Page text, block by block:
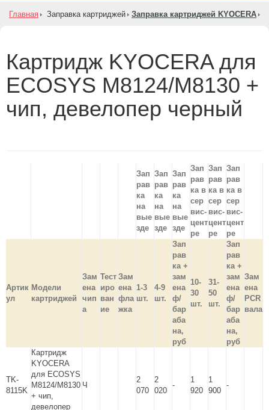
Главная Заправка картриджей Заправка картриджей KYOCERA
Картридж KYOCERA для
ECOSYS M8124/M8130 +
чип, девелопер черный
Зап
рав
ка
на
вые
зде
Зап
рав
ка
на
вые
зде
Зап
рав
ка
на
вые
зде
Зап
рав
ка в
сер
вис-
цент
ре
Зап
рав
ка в
сер
вис-
цент
ре
Зап
рав
ка в
сер
вис-
цент
ре
Артик
ул
Модели
картриджей
Зам
ена
чип
а
Тест
иро
ван
ие
Зам
ена
фла
жка
1-3
шт.
4-9
шт.
Зап
рав
ка +
зам
ена
ф/
бар
аба
на,
руб
10-
30
шт.
31-
50
шт.
Зап
рав
ка +
зам
ена
ф/
бар
аба
на,
руб
Зам
ена
PCR
вала
TK-
8115K
Картридж
KYOCERA
для ECOSYS
M8124/M8130
+ чип,
девелопер
Ч
2
070
2
020
-
1
920
1
900
-